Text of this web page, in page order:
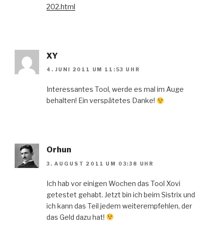
202.html
XY
4. JUNI 2011 UM 11:53 UHR
Interessantes Tool, werde es mal im Auge
behalten! Ein verspätetes Danke!
Orhun
3. AUGUST 2011 UM 03:38 UHR
Ich hab vor einigen Wochen das Tool Xovi
getestet gehabt. Jetzt bin ich beim Sistrix und
ich kann das Teil jedem weiterempfehlen, der
das Geld dazu hat!